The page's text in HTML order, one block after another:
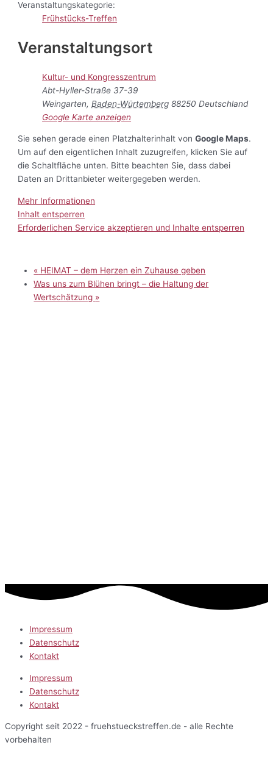
Veranstaltungskategorie:
Frühstücks-Treffen
Veranstaltungsort
Kultur- und Kongresszentrum
Abt-Hyller-Straße 37-39
Weingarten, Baden-Würtemberg 88250 Deutschland
Google Karte anzeigen
Sie sehen gerade einen Platzhalterinhalt vonGoogle Maps.
Um auf den eigentlichen Inhalt zuzugreifen, klicken Sie auf
die Schaltfläche unten. Bitte beachten Sie, dass dabei
Daten an Drittanbieter weitergegeben werden.
Mehr Informationen
Inhalt entsperren
Erforderlichen Service akzeptieren und Inhalte entsperren
« HEIMAT – dem Herzen ein Zuhause geben
Was uns zum Blühen bringt – die Haltung der
Wertschätzung »
Impressum
Datenschutz
Kontakt
Impressum
Datenschutz
Kontakt
Copyright seit 2022 - fruehstueckstreffen.de - alle Rechte
vorbehalten